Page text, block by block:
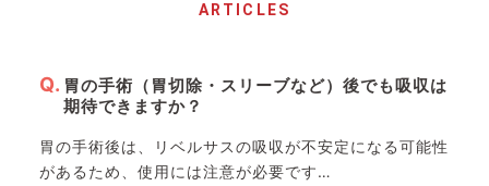
ARTICLES
胃の手術（胃切除・スリーブなど）後でも吸収は
期待できますか？
胃の手術後は、リベルサスの吸収が不安定になる可能性
があるため、使用には注意が必要です…